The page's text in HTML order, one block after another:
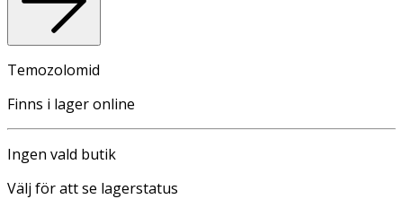
Temozolomid
Finns i lager online
Ingen vald butik
Välj för att se lagerstatus